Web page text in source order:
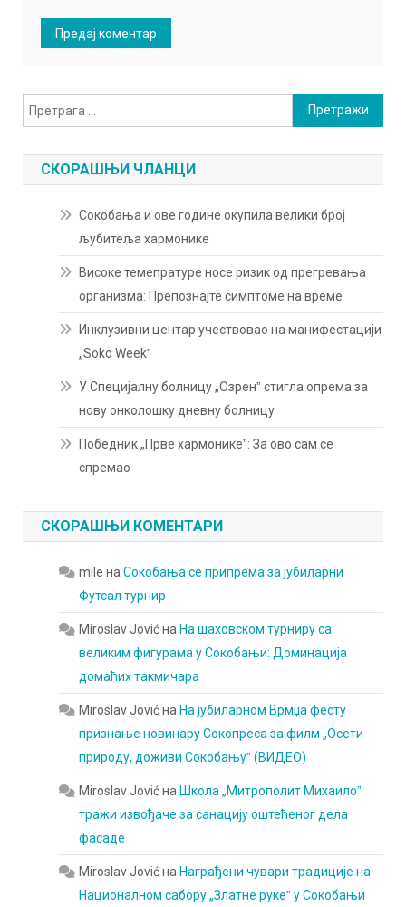
Претрага
за:
СКОРАШЊИ ЧЛАНЦИ
Сокобања и ове године окупила велики број
љубитеља хармонике
Високе темепратуре носе ризик од прегревања
организма: Препознајте симптоме на време
Инклузивни центар учествовао на манифестацији
„Soko Weekˮ
У Специјалну болницу „Озренˮ стигла опрема за
нову онколошку дневну болницу
Победник „Прве хармоникеˮ: За ово сам се
спремао
СКОРАШЊИ КОМЕНТАРИ
mile наСокобања се припрема за јубиларни
Футсал турнир
Miroslav Jovićна На шаховском турниру са
великим фигурама у Сокобањи: Доминација
домаћих такмичара
Miroslav Jovićна На јубиларном Врмџа фесту
признање новинару Сокопреса за филм „Осети
природу, доживи Сокобањуˮ (ВИДЕО)
Miroslav Jovićна Школа „Митрополит Михаилоˮ
тражи извођаче за санацију оштећеног дела
фасаде
Miroslav Jovićна Награђени чувари традиције на
Националном сабору „Златне рукеˮ у Сокобањи